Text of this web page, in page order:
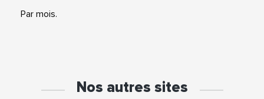
Par mois.
Nos autres sites